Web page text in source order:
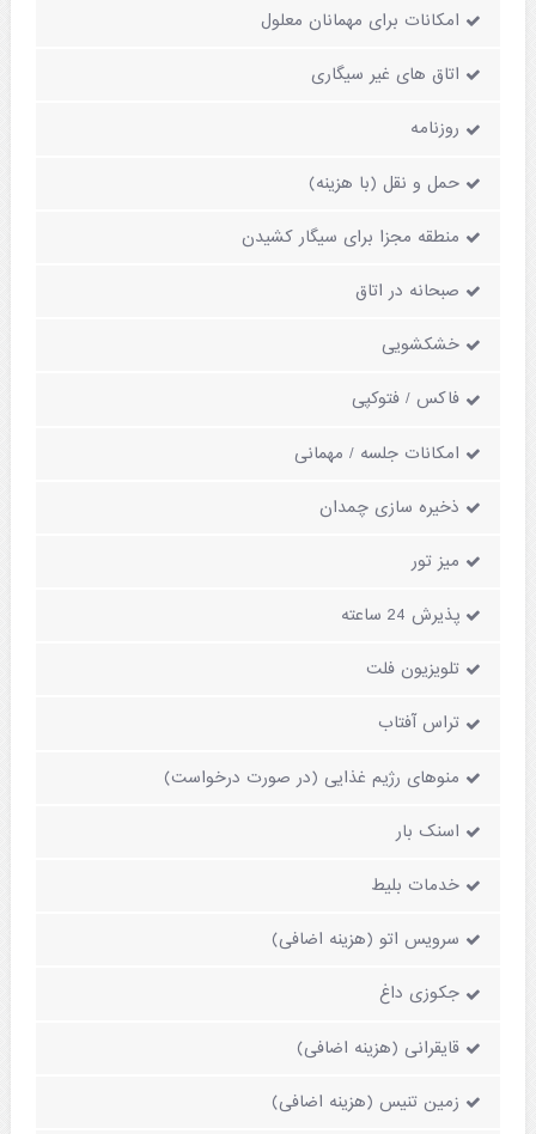
امکانات برای مهمانان معلول
اتاق های غیر سیگاری
روزنامه
حمل و نقل (با هزینه)
منطقه مجزا برای سیگار کشیدن
صبحانه در اتاق
خشکشویی
فاکس / فتوکپی
امکانات جلسه / مهمانی
ذخیره سازی چمدان
میز تور
پذیرش 24 ساعته
تلویزیون فلت
تراس آفتاب
منوهای رژیم غذایی (در صورت درخواست)
اسنک بار
خدمات بلیط
سرویس اتو (هزینه اضافی)
جکوزی داغ
قایقرانی (هزینه اضافی)
زمین تنیس (هزینه اضافی)